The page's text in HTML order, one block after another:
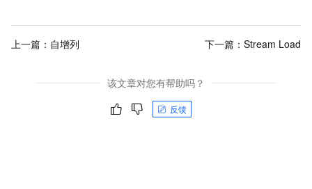
上一篇： 自增列 下一篇： Stream Load
该文章对您有帮助吗？
反馈